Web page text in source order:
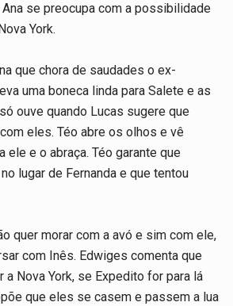
se preocupa com a possibilidade
York.
que chora de saudades o ex-
uma boneca linda para Salete e as
ouve quando Lucas sugere que
eles. Téo abre os olhos e vê
ele e o abraça. Téo garante que
lugar de Fernanda e que tentou
quer morar com a avó e sim com ele,
com Inês. Edwiges comenta que
a Nova York, se Expedito for para lá
que eles se casem e passem a lua